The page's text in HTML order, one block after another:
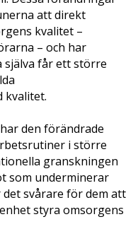
att direkt
kvalitet –
– och har
får ett större
kvalitet.
den förändrade
i större
granskningen
som underminerar
svårare för dem att
styra omsorgens